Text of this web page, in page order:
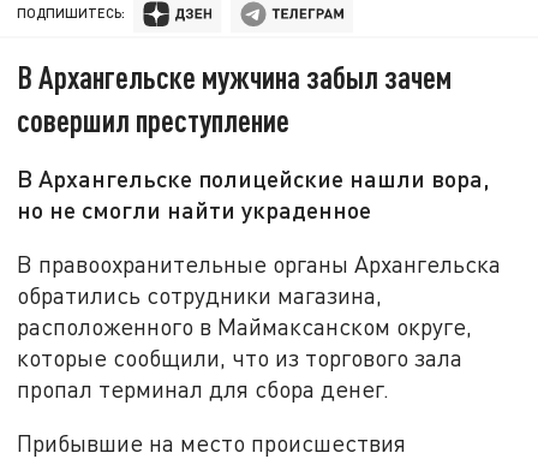
ПОДПИШИТЕСЬ:
В Архангельске мужчина забыл зачем
совершил преступление
В Архангельске полицейские нашли вора,
но не смогли найти украденное
В правоохранительные органы Архангельска
обратились сотрудники магазина,
расположенного в Маймаксанском округе,
которые сообщили, что из торгового зала
пропал терминал для сбора денег.
Прибывшие на место происшествия